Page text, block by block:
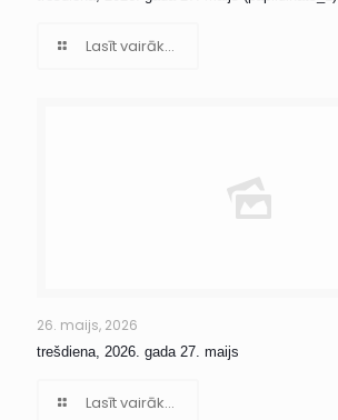
Lasīt vairāk...
26. maijs, 2026
trešdiena, 2026. gada 27. maijs
Lasīt vairāk...